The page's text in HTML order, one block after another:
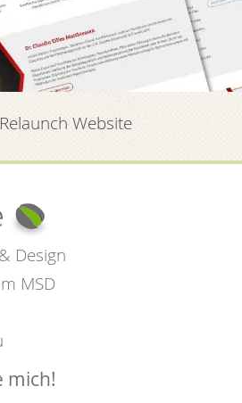
Website
Design
MSD
mich!